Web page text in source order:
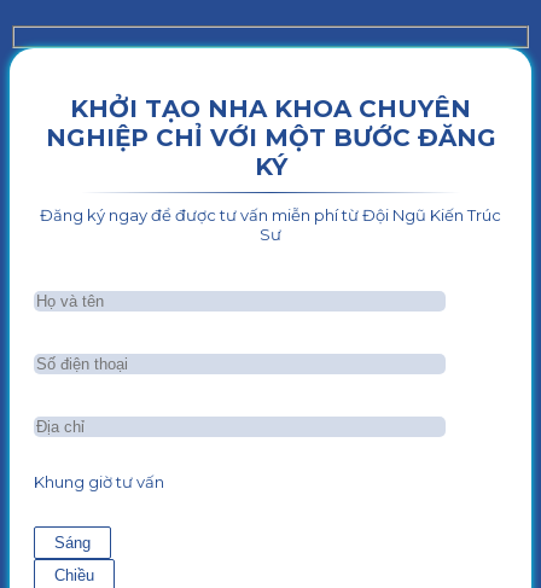
KHỞI TẠO NHA KHOA CHUYÊN
NGHIỆP CHỈ VỚI MỘT BƯỚC ĐĂNG
KÝ
Đăng ký ngay để được tư vấn miễn phí từ Đội Ngũ Kiến Trúc
Sư
Khung giờ tư vấn
Sáng
Chiều